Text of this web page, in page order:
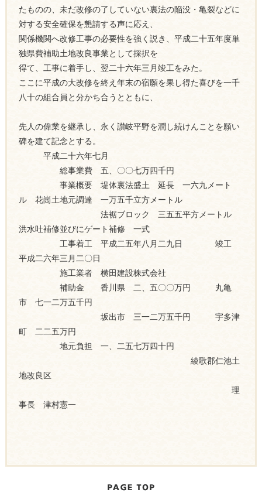
たものの、未だ改修の了していない裏法の陥没・亀裂などに
対する安全確保を懇請する声に応え、
関係機関へ改修工事の必要性を強く説き、平成二十五年度単
独県費補助土地改良事業として採択を
得て、工事に着手し、翌二十六年三月竣工をみた。
ここに平成の大改修を終え年末の宿願を果し得た喜びを一千
八十の組合員と分かち合うとともに、
先人の偉業を継承し、永く讃岐平野を潤し続けんことを願い
碑を建て記念とする。
平成二十六年七月
総事業費 五、〇〇七万四千円
事業概要 堤体裏法盛土 延長 一六九メート
ル 花崗土地元調達 一万五千立方メートル
法裾ブロック 三五五平方メートル
洪水吐補修並びにゲート補修 一式
工事着工 平成二五年八月二九日 竣工
平成二六年三月二〇日
施工業者 横田建設株式会社
補助金 香川県 二、五〇〇万円 丸亀
市 七一二万五千円
坂出市 三一二万五千円 宇多津
町 二二五万円
地元負担 一、二五七万四十円
綾歌郡仁池土
地改良区
理
事長 津村憲一